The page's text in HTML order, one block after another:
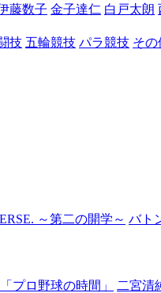
藤数子 金子達仁 白戸太朗
技 五輪競技 パラ競技 その
～第二の開学～ バト
プロ野球の時間」 二宮清